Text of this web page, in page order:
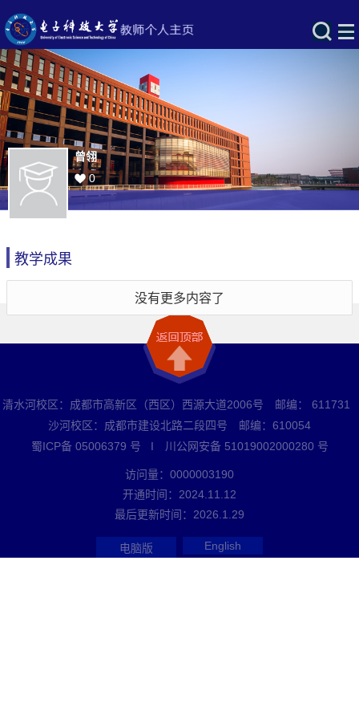
曾翎
0
教学成果
没有更多内容了
清水河校区：成都市高新区（西区）西源大道2006号 邮编： 611731
沙河校区：成都市建设北路二段四号 邮编：610054
蜀ICP备 05006379 号 I 川公网安备 51019002000280 号
访问量： 0000003190
开通时间： 2024 11 12
最后更新时间： 2026 1 29
电脑版 English